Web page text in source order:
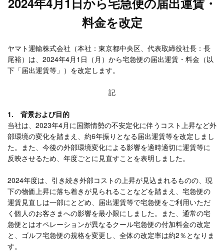
料金を改定
ヤマト運輸株式会社（本社：東京都中央区、代表取締役社長：長
尾裕）は、2024年4月1日（月）から宅急便の届出運賃・料金（以
下「届出運賃等」）を改定します。
記
1. 背景および目的
当社は、2023年4月に国際情勢の不安定化に伴うコスト上昇など外
部環境の変化を踏まえ、約6年振りとなる届出運賃等を改定しまし
た。また、今後の外部環境変化による影響を適時適切に運賃等に
反映させるため、年度ごとに見直すことを表明しました。
2024年度は、引き続き外部コストの上昇が見込まれるものの、現
下の物価上昇に落ち着きが見られることなどを踏まえ、宅急便の
運賃見直しは一部にとどめ、届出運賃等で宅急便をご利用いただ
く個人のお客さまへの影響を最小限にしました。また、通常の宅
急便とはオペレーションが異なるクール宅急便の付加料金の改定
と、ゴルフ宅急便の規格を変更し、全体の改定率は約2％となりま
す。